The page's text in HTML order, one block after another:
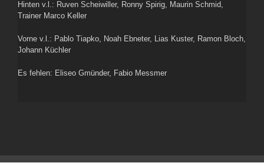
Hinten v.l.: Ruven Scheiwiller, Ronny Spirig, Maurin Schmid,
Trainer Marco Keller
Vorne v.l.: Pablo Tiapko, Noah Ebneter, Lias Kuster, Ramon Bloch,
Johann Küchler
Es fehlen: Eliseo Gmünder, Fabio Messmer